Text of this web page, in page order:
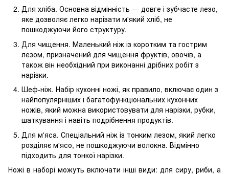
Для хліба. Основна відмінність — довге і зубчасте лезо,
яке дозволяє легко нарізати м'який хліб, не
пошкоджуючи його структуру.
Для чищення. Маленький ніж із коротким та гострим
лезом, призначений для чищення фруктів, овочів, а
також він необхідний при виконанні дрібних робіт з
нарізки.
Шеф-ніж. Набір кухонні ножі, як правило, включає один з
найпопулярніших і багатофункціональних кухонних
ножів, який можна використовувати для нарізки, рубки,
шаткування і навіть подрібнення продуктів.
Для м'яса. Спеціальний ніж із тонким лезом, який легко
розділяє м'ясо, не пошкоджуючи волокна. Відмінно
підходить для тонкої нарізки.
Ножі в наборі можуть включати інші види: для сиру, риби, а